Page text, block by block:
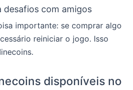
desafios com amigos
importante: se comprar algo
reiniciar o jogo. Isso
disponíveis no